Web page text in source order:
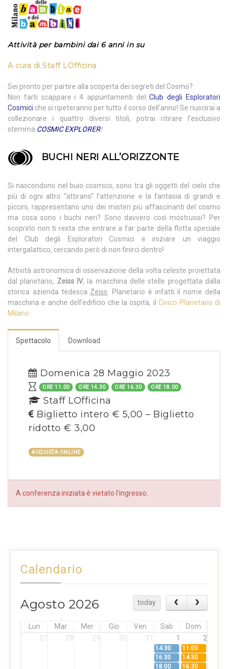
Attività per bambini dai 6 anni in su
A cura di Staff LOfficina
Sei pronto per partire alla scoperta dei segreti del Cosmo?
Non farti scappare i 4 appuntamenti delClub degli Esploratori
Cosmici che si ripeteranno per tutto il corso dell’anno! Se riuscirai a
collezionare i quattro diversi titoli, potrai ritirare l’esclusivo
stemma COSMIC EXPLORER!
BUCHI NERI ALL’ORIZZONTE
Si nascondono nel buio cosmico, sono tra gli oggetti del cielo che
più di ogni altro “attirano” l’attenzione e la fantasia di grandi e
piccini, rappresentano uno dei misteri più affascinanti del cosmo
ma cosa sono i buchi neri? Sono davvero così mostruosi? Per
scoprirlo non ti resta che entrare a far parte della flotta speciale
del Club degli Esploratori Cosmici e iniziare un viaggio
intergalattico, cercando però di non finirci dentro!
Attività astronomica di osservazione della volta celeste proiettata
dal planetario, Zeiss IV, la macchina delle stelle progettata dalla
storica azienda tedesca Zeiss . Planetario è infatti il nome della
macchina e anche dell’edificio che la ospita, ilCivico Planetario di
Milano.
Spettacolo Download
Domenica 28 Maggio 2023
ORE 11.00 ORE 14.30 ORE 16.30 ORE 18.00
Staff LOfficina
Biglietto intero € 5,00 – Biglietto
ridotto € 3,00
ACQUISTA ONLINE
A conferenza iniziata è vietato l’ingresso.
Calendario
Agosto 2026 today
Lun Mar Mer Gio Ven Sab
Dom
27
28 29 30 31 1 2
14:30
11:00
16:30
14:30
18:00
16:30